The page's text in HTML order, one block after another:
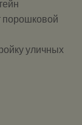
порошковой
уличных